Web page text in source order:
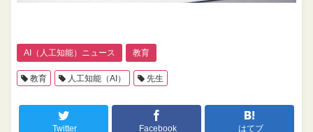
AI（人工知能）ニュース 教育
教育 人工知能（AI） 先生
Twitter Facebook はてブ